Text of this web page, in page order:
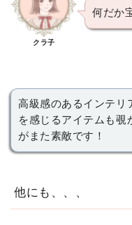
クラ子
何だか
高級感のあるインテリ
を感じるアイテムも覗
がまた素敵です！
他にも、、、